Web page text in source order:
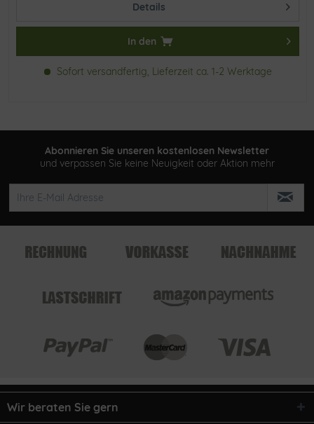
Details
In den
Sofort versandfertig, Lieferzeit ca. 1-2 Werktage
Abonnieren Sie unseren kostenlosen Newsletter
und verpassen Sie keine Neuigkeit oder Aktion mehr
Wir beraten Sie gern